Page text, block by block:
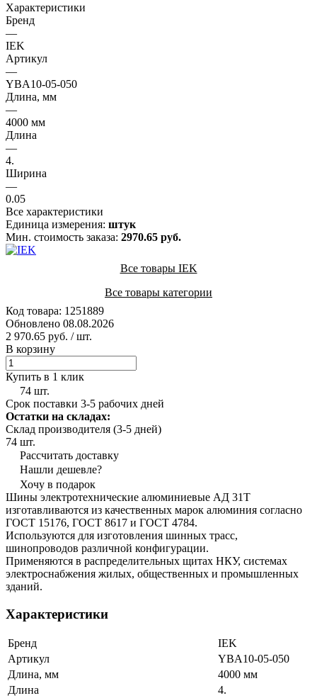
Характеристики
Бренд
—
IEK
Артикул
—
YBA10-05-050
Длина, мм
—
4000 мм
Длина
—
4.
Ширина
—
0.05
Все характеристики
Единица измерения: штук
Мин. стоимость заказа: 2970.65 руб.
Все товары IEK
Все товары категории
Код товара: 1251889
Обновлено 08.08.2026
2 970.65 руб. / шт.
В корзину
Купить в 1 клик
74 шт.
Срок поставки 3-5 рабочих дней
Остатки на складах:
Склад производителя (3-5 дней)
74 шт.
Рассчитать доставку
Нашли дешевле?
Хочу в подарок
Шины электротехнические алюминиевые АД 31Т
изготавливаются из качественных марок алюминия согласно
ГОСТ 15176, ГОСТ 8617 и ГОСТ 4784.
Используются для изготовления шинных трасс,
шинопроводов различной конфигурации.
Применяются в распределительных щитах НКУ, системах
электроснабжения жилых, общественных и промышленных
зданий.
Характеристики
Бренд
IEK
Артикул
YBA10-05-050
Длина, мм
4000 мм
Длина
4.